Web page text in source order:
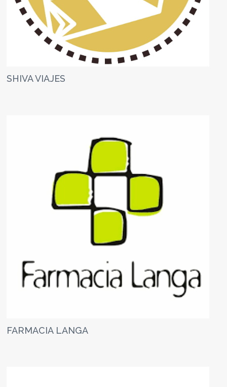
SHIVA VIAJES
FARMACIA LANGA